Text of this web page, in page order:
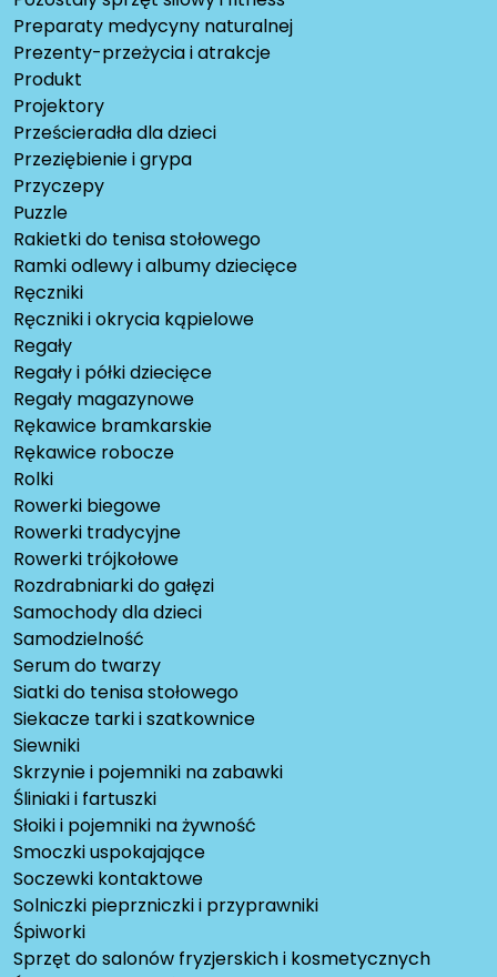
Preparaty medycyny naturalnej
Prezenty-przeżycia i atrakcje
Produkt
Projektory
Prześcieradła dla dzieci
Przeziębienie i grypa
Przyczepy
Puzzle
Rakietki do tenisa stołowego
Ramki odlewy i albumy dziecięce
Ręczniki
Ręczniki i okrycia kąpielowe
Regały
Regały i półki dziecięce
Regały magazynowe
Rękawice bramkarskie
Rękawice robocze
Rolki
Rowerki biegowe
Rowerki tradycyjne
Rowerki trójkołowe
Rozdrabniarki do gałęzi
Samochody dla dzieci
Samodzielność
Serum do twarzy
Siatki do tenisa stołowego
Siekacze tarki i szatkownice
Siewniki
Skrzynie i pojemniki na zabawki
Śliniaki i fartuszki
Słoiki i pojemniki na żywność
Smoczki uspokajające
Soczewki kontaktowe
Solniczki pieprzniczki i przyprawniki
Śpiworki
Sprzęt do salonów fryzjerskich i kosmetycznych